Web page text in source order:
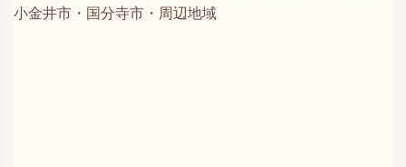
小金井市・国分寺市・周辺地域